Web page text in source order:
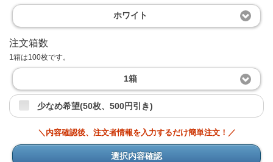
ホワイト
注文箱数
1箱は100枚です。
1箱
少なめ希望(50枚、500円引き)
＼内容確認後、注文者情報を入力するだけ簡単注文！／
選択内容確認